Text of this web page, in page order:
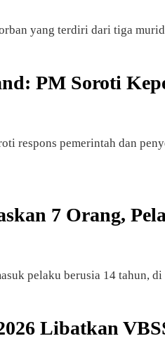
yang terdiri dari tiga
PM Soroti
respons pemerintah dan
7 Orang,
pelaku berusia 14
Libatkan